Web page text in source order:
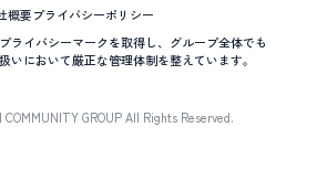
概要プライバシーポリシー
ライバシーマークを取得し、グループ全体でも
いにおいて厳正な管理体制を整えています。
GROUP All Rights Reserved.